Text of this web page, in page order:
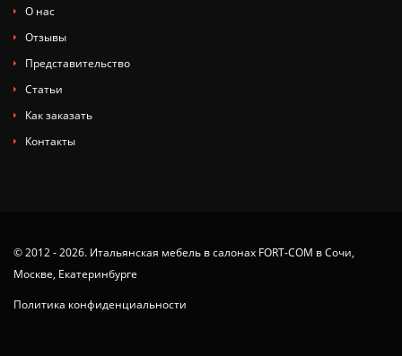
О нас
Отзывы
Представительство
Статьи
Как заказать
Контакты
© 2012 - 2026. Итальянская мебель в салонах FORT-COM в Сочи,
Москве, Екатеринбурге
Политика конфиденциальности